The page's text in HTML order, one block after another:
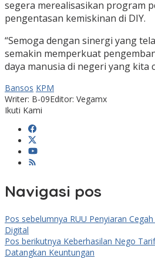
segera merealisasikan program
pengentasan kemiskinan di DIY.
“Semoga dengan sinergi yang
semakin memperkuat
daya manusia di negeri yang kita
Bansos KPM
Writer: B-09Editor: Vegamx
Ikuti Kami
Navigasi pos
Pos sebelumnya RUU Penyiaran
Digital
Pos berikutnya Keberhasilan Nego
Datangkan Keuntungan